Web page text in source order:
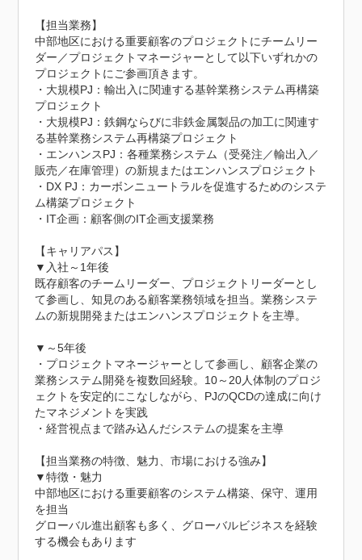
【担当業務】
中部地区における重要顧客のプロジェクトにチームリー
ダー／プロジェクトマネージャーとして以下いずれかの
プロジェクトにご参画頂きます。
・大規模PJ：輸出入に関連する基幹業務システム再構築
プロジェクト
・大規模PJ：鉄鋼ならびに非鉄金属製品の加工に関連す
る基幹業務システム再構築プロジェクト
・エンハンスPJ：各種業務システム（受発注／輸出入／
販売／在庫管理）の新規またはエンハンスプロジェクト
・DX PJ：カーボンニュートラルを促進するためのシステ
ム構築プロジェクト
・IT企画：顧客側のIT企画支援業務
【キャリアパス】
▼入社～1年後
既存顧客のチームリーダー、プロジェクトリーダーとし
て参画し、知見のある顧客業務領域を担当。業務システ
ムの新規開発またはエンハンスプロジェクトを主導。
▼～5年後
・プロジェクトマネージャーとして参画し、顧客企業の
業務システム開発を複数回経験。10～20人体制のプロジ
ェクトを安定的にこなしながら、PJのQCDの達成に向け
たマネジメントを実践
・経営視点まで踏み込んだシステムの提案を主導
【担当業務の特徴、魅力、市場における強み】
▼特徴・魅力
中部地区における重要顧客のシステム構築、保守、運用
を担当
グローバル進出顧客も多く、グローバルビジネスを経験
する機会もあります